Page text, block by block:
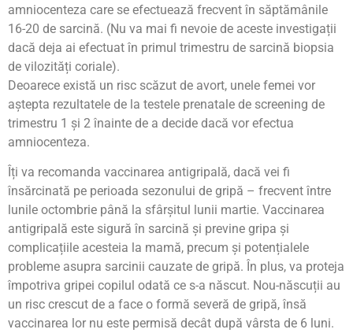
amniocenteza care se efectuează frecvent în săptămânile
16-20 de sarcină. (Nu va mai fi nevoie de aceste investigații
dacă deja ai efectuat în primul trimestru de sarcină biopsia
de vilozități coriale).
Deoarece există un risc scăzut de avort, unele femei vor
aștepta rezultatele de la testele prenatale de screening de
trimestru 1 și 2 înainte de a decide dacă vor efectua
amniocenteza.
Îți va recomanda vaccinarea antigripală, dacă vei fi
însărcinată pe perioada sezonului de gripă – frecvent între
lunile octombrie până la sfârșitul lunii martie. Vaccinarea
antigripală este sigură în sarcină și previne gripa și
complicațiile acesteia la mamă, precum și potențialele
probleme asupra sarcinii cauzate de gripă. În plus, va proteja
împotriva gripei copilul odată ce s-a născut. Nou-născuții au
un risc crescut de a face o formă severă de gripă, însă
vaccinarea lor nu este permisă decât după vârsta de 6 luni.